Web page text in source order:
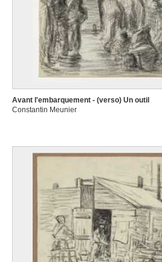
Avant l'embarquement - (verso) Un outil
Constantin Meunier